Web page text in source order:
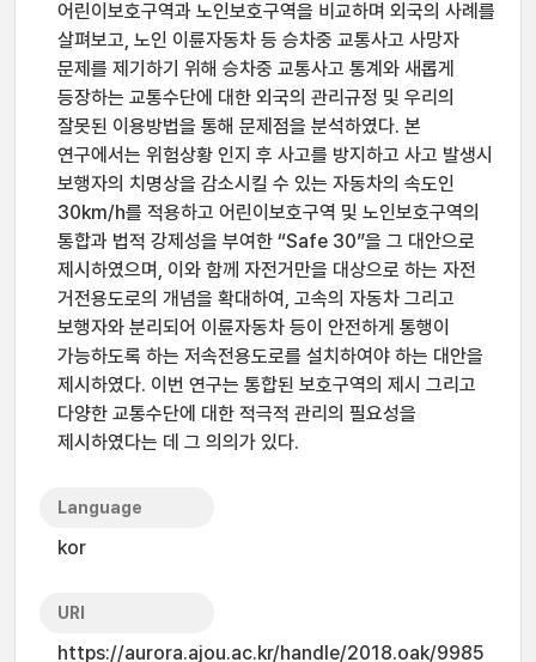
어린이보호구역과 노인보호구역을 비교하며 외국의 사례를
살펴보고, 노인 이륜자동차 등 승차중 교통사고 사망자
문제를 제기하기 위해 승차중 교통사고 통계와 새롭게
등장하는 교통수단에 대한 외국의 관리규정 및 우리의
잘못된 이용방법을 통해 문제점을 분석하였다. 본
연구에서는 위험상황 인지 후 사고를 방지하고 사고 발생시
보행자의 치명상을 감소시킬 수 있는 자동차의 속도인
30km/h를 적용하고 어린이보호구역 및 노인보호구역의
통합과 법적 강제성을 부여한 “Safe 30”을 그 대안으로
제시하였으며, 이와 함께 자전거만을 대상으로 하는 자전
거전용도로의 개념을 확대하여, 고속의 자동차 그리고
보행자와 분리되어 이륜자동차 등이 안전하게 통행이
가능하도록 하는 저속전용도로를 설치하여야 하는 대안을
제시하였다. 이번 연구는 통합된 보호구역의 제시 그리고
다양한 교통수단에 대한 적극적 관리의 필요성을
제시하였다는 데 그 의의가 있다.
Language
kor
URI
https://aurora.ajou.ac.kr/handle/2018.oak/9985